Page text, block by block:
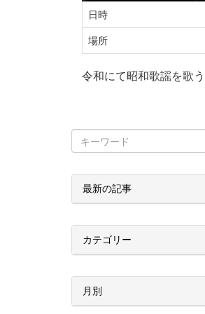
日時
場所
令和にて昭和歌謡を歌
最新の記事
カテゴリー
月別